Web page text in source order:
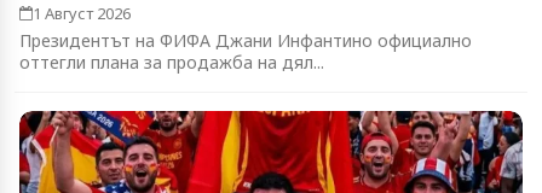
1 Август 2026
Президентът на ФИФА Джани Инфантино официално
оттегли плана за продажба на дял...